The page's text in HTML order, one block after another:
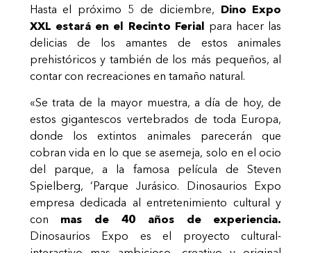
Hasta el próximo 5 de diciembre, Dino Expo
XXL estará en el Recinto Ferial para hacer las
delicias de los amantes de estos animales
prehistóricos y también de los más pequeños, al
contar con recreaciones en tamaño natural.
«Se trata de la mayor muestra, a día de hoy, de
estos gigantescos vertebrados de toda Europa,
donde los extintos animales parecerán que
cobran vida en lo que se asemeja, solo en el ocio
del parque, a la famosa película de Steven
Spielberg, ‘Parque Jurásico. Dinosaurios Expo
empresa dedicada al entretenimiento cultural y
con mas de 40 años de experiencia.
Dinosaurios Expo es el proyecto cultural-